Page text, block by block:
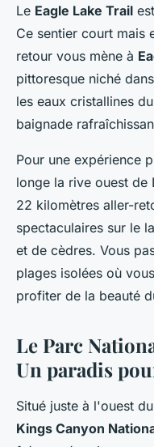
Le Eagle Lake Trail
Ce sentier court mais
retour vous mène à
pittoresque niché
les eaux cristallines
baignade
Pour une expérience
longe la rive ouest de
22 kilomètres aller-
spectaculaires sur le
et de cèdres. Vous
plages isolées où
profiter de la beauté
Le Parc
Un paradis
Situé juste à l'ouest
Kings Canyon